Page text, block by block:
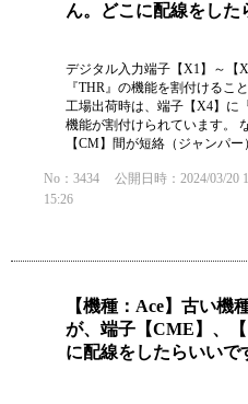
ん。どこに配線をした
デジタル入力端子【X1】～【
『THR』の機能を割付けるこ
工場出荷時は、端子【X4】に
機能が割付けられています。
【CM】間が短絡（ジャンパ
No：3434 公開日時：2024/03/20
15:26
【機種：Ace】古い機
が、端子【CME】、
に配線をしたらいいで